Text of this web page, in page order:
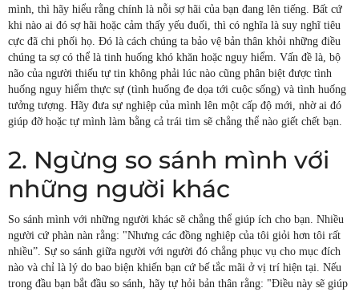
mình, thì hãy hiểu rằng chính là nỗi sợ hãi của bạn đang lên tiếng. Bất cứ
khi nào ai đó sợ hãi hoặc cảm thấy yếu đuối, thì có nghĩa là suy nghĩ tiêu
cực đã chi phối họ. Đó là cách chúng ta bảo vệ bản thân khỏi những điều
chúng ta sợ có thể là tinh huống khó khăn hoặc nguy hiểm. Vấn đề là, bộ
não của người thiếu tự tin không phải lúc nào cũng phân biệt được tình
huống nguy hiểm thực sự (tình huống đe dọa tới cuộc sống) và tình huống
tưởng tượng. Hãy đưa sự nghiệp của mình lên một cấp độ mới, nhờ ai đó
giúp đỡ hoặc tự mình làm bằng cả trái tim sẽ chẳng thể nào giết chết bạn.
2. Ngừng so sánh mình với
những người khác
So sánh mình với những người khác sẽ chẳng thể giúp ích cho bạn. Nhiều
người cứ phàn nàn rằng: "Nhưng các đồng nghiệp của tôi giỏi hơn tôi rất
nhiều”. Sự so sánh giữa người với người đó chẳng phục vụ cho mục đích
nào và chỉ là lý do bao biện khiến bạn cứ bế tắc mãi ở vị trí hiện tại. Nếu
trong đầu bạn bắt đầu so sánh, hãy tự hỏi bản thân rằng: "Điều này sẽ giúp